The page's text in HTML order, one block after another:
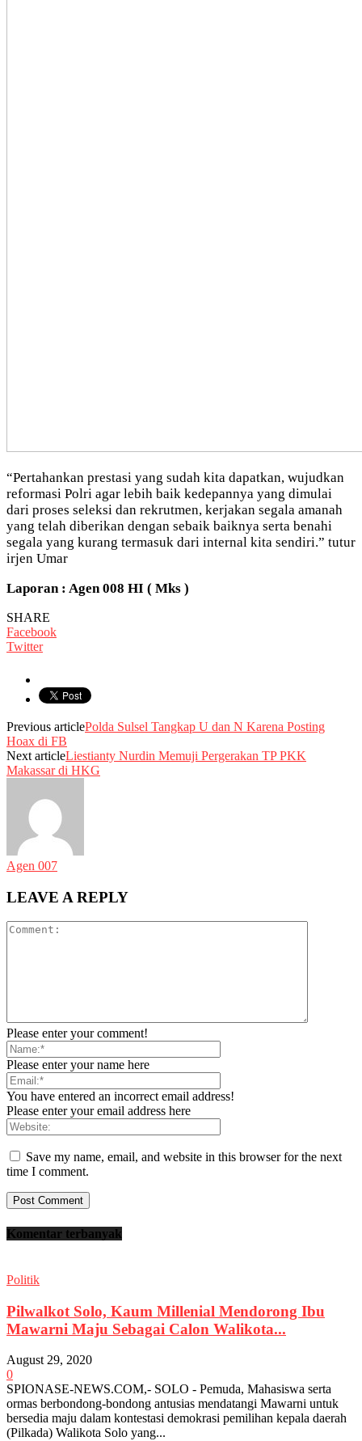
“Pertahankan prestasi yang sudah kita dapatkan, wujudkan
reformasi Polri agar lebih baik kedepannya yang dimulai
dari proses seleksi dan rekrutmen, kerjakan segala amanah
yang telah diberikan dengan sebaik baiknya serta benahi
segala yang kurang termasuk dari internal kita sendiri.” tutur
irjen Umar
Laporan : Agen 008 HI ( Mks )
SHARE
Facebook
Twitter
Previous articlePolda Sulsel Tangkap U dan N Karena Posting
Hoax di FB
Next articleLiestianty Nurdin Memuji Pergerakan TP PKK
Makassar di HKG
Agen 007
LEAVE A REPLY
Please enter your comment!
Please enter your name here
You have entered an incorrect email address!
Please enter your email address here
Save my name, email, and website in this browser for the next
time I comment.
Komentar terbanyak
Politik
Pilwalkot Solo, Kaum Millenial Mendorong Ibu
Mawarni Maju Sebagai Calon Walikota...
August 29, 2020
0
SPIONASE-NEWS.COM,- SOLO - Pemuda, Mahasiswa serta
ormas berbondong-bondong antusias mendatangi Mawarni untuk
bersedia maju dalam kontestasi demokrasi pemilihan kepala daerah
(Pilkada) Walikota Solo yang...